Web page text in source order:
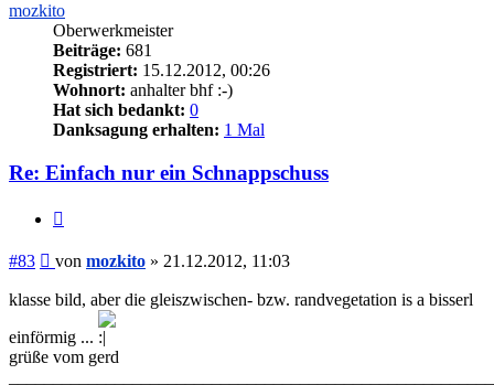
mozkito
Oberwerkmeister
Beiträge: 681
Registriert: 15.12.2012, 00:26
Wohnort: anhalter bhf :-)
Hat sich bedankt: 0
Danksagung erhalten: 1 Mal
Re: Einfach nur ein Schnappschuss
#83 Beitrag
von mozkito » 21.12.2012, 11:03
klasse bild, aber die gleiszwischen- bzw. randvegetation is a bisserl
einförmig ...
grüße vom gerd